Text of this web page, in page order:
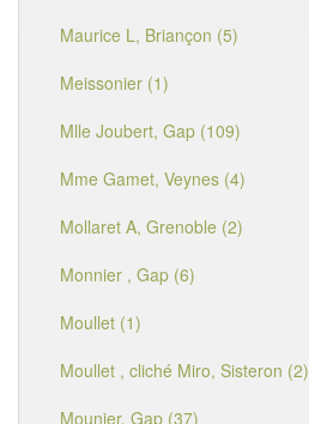
Maurice L, Briançon (5)
Meissonier (1)
Mlle Joubert, Gap (109)
Mme Gamet, Veynes (4)
Mollaret A, Grenoble (2)
Monnier , Gap (6)
Moullet (1)
Moullet , cliché Miro, Sisteron (2)
Mounier, Gap (37)